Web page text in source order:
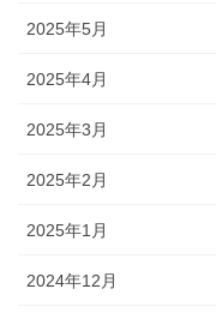
2025年5月
2025年4月
2025年3月
2025年2月
2025年1月
2024年12月